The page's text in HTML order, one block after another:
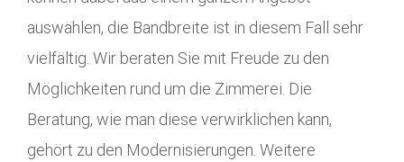
auswählen, die Bandbreite ist in diesem Fall sehr
vielfältig. Wir beraten Sie mit Freude zu den
Möglichkeiten rund um die Zimmerei. Die
Beratung, wie man diese verwirklichen kann,
gehört zu den Modernisierungen. Weitere